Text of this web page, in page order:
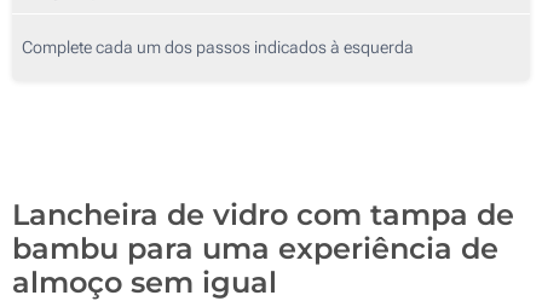
25
Complete cada um dos passos indicados à esquerda
Lancheira de vidro com tampa de
bambu para uma experiência de
almoço sem igual